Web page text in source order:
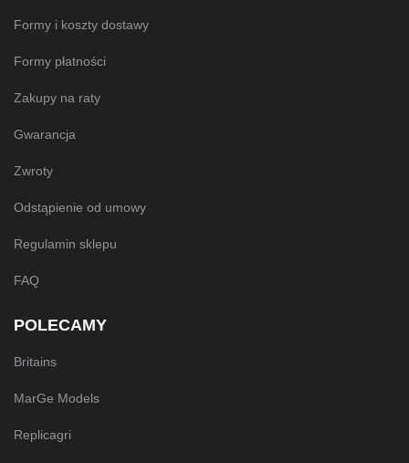
Formy i koszty dostawy
Formy płatności
Zakupy na raty
Gwarancja
Zwroty
Odstąpienie od umowy
Regulamin sklepu
FAQ
POLECAMY
Britains
MarGe Models
Replicagri